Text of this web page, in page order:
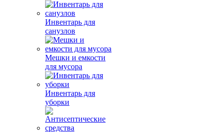
Инвентарь для
санузлов
Мешки и емкости
для мусора
Инвентарь для
уборки